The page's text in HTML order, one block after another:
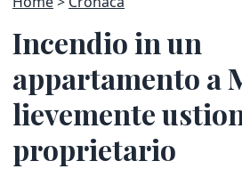
Incendio in un
appartamento a
lievemente
proprietario